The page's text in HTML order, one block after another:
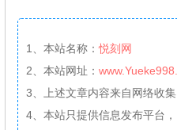
1、本站名称：悦刻网
2、本站网址：
3、上述文章内容来自网络收
4、本站只提供信息发布平台，